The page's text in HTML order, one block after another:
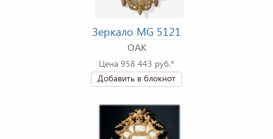
Зеркало MG 5121
OAK
Цена 958 443 руб.*
Добавить в блокнот